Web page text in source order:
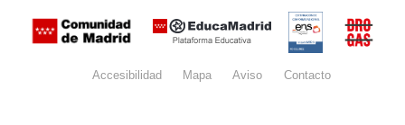
Certificación
conformidad
con el
Nacional de
Seguridad
del
Accesibilidad Mapa Aviso legalContacto